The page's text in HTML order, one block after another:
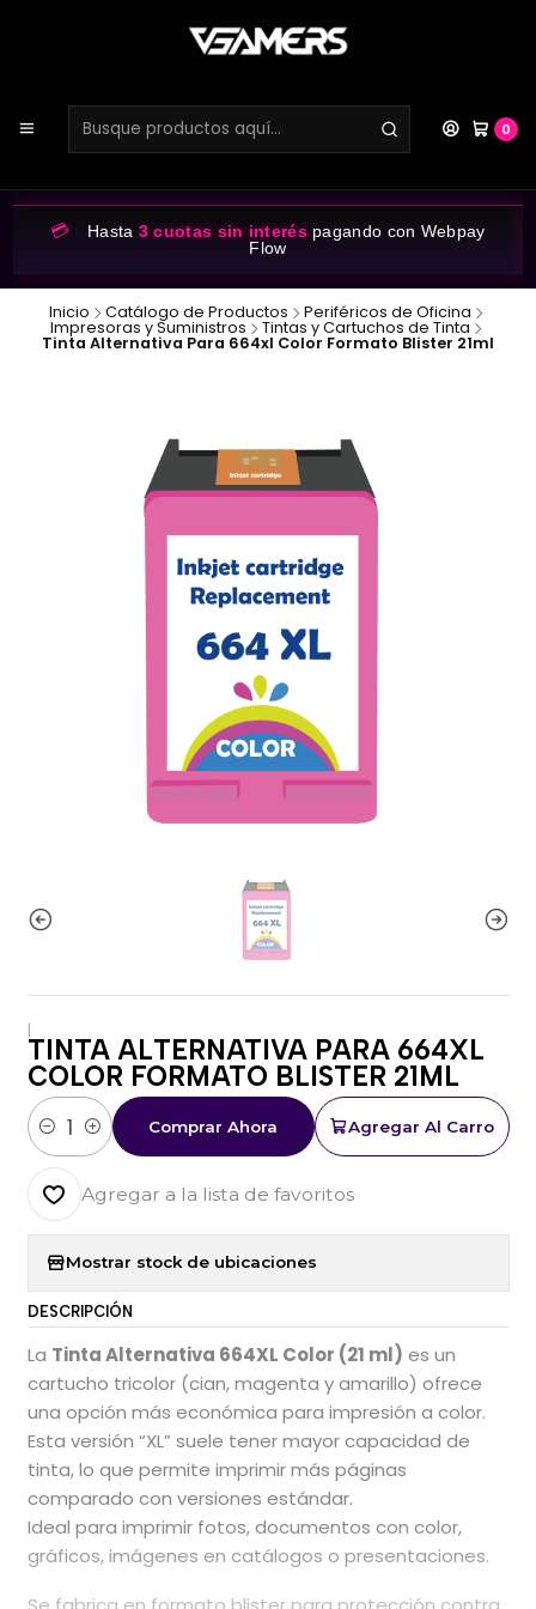
0
💳 Hasta 3 cuotas sin interéspagando con Webpay
Flow
Inicio Catálogo de Productos Periféricos de Oficina
Impresoras y Suministros Tintas y Cartuchos de Tinta
Tinta Alternativa Para 664xl Color Formato Blister 21ml
|
TINTA ALTERNATIVA PARA 664XL
COLOR FORMATO BLISTER 21ML
Cantidad
Agregar Al Carro
Comprar Ahora
Agregar a la lista de favoritos
Mostrar stock de ubicaciones
DESCRIPCIÓN
La Tinta Alternativa 664XL Color (21 ml) es un
cartucho tricolor (cian, magenta y amarillo) ofrece
una opción más económica para impresión a color.
Esta versión “XL” suele tener mayor capacidad de
tinta, lo que permite imprimir más páginas
comparado con versiones estándar.
Ideal para imprimir fotos, documentos con color,
gráficos, imágenes en catálogos o presentaciones.